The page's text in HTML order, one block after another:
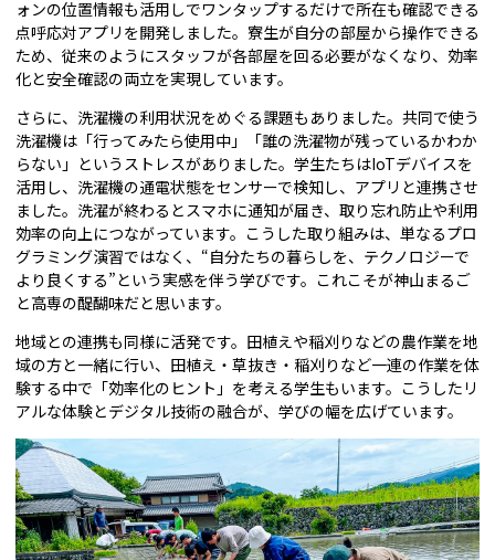
ォンの位置情報も活用しでワンタップするだけで所在も確認できる
点呼応対アプリを開発しました。寮生が自分の部屋から操作できる
ため、従来のようにスタッフが各部屋を回る必要がなくなり、効率
化と安全確認の両立を実現しています。
さらに、洗濯機の利用状況をめぐる課題もありました。共同で使う
洗濯機は「行ってみたら使用中」「誰の洗濯物が残っているかわか
らない」というストレスがありました。学生たちはIoTデバイスを
活用し、洗濯機の通電状態をセンサーで検知し、アプリと連携させ
ました。洗濯が終わるとスマホに通知が届き、取り忘れ防止や利用
効率の向上につながっています。こうした取り組みは、単なるプロ
グラミング演習ではなく、“自分たちの暮らしを、テクノロジーで
より良くする”という実感を伴う学びです。これこそが神山まるご
と高専の醍醐味だと思います。
地域との連携も同様に活発です。田植えや稲刈りなどの農作業を地
域の方と一緒に行い、田植え・草抜き・稲刈りなど一連の作業を体
験する中で「効率化のヒント」を考える学生もいます。こうしたリ
アルな体験とデジタル技術の融合が、学びの幅を広げています。